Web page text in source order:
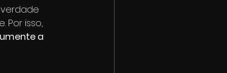
Por isso,
a